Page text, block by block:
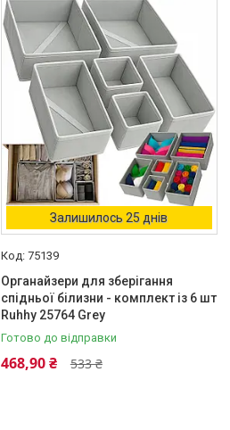
Залишилось 25 днів
75139
Органайзери для зберігання
спідньої білизни - комплект із 6 шт
Ruhhy 25764 Grey
Готово до відправки
533 ₴
468,90 ₴